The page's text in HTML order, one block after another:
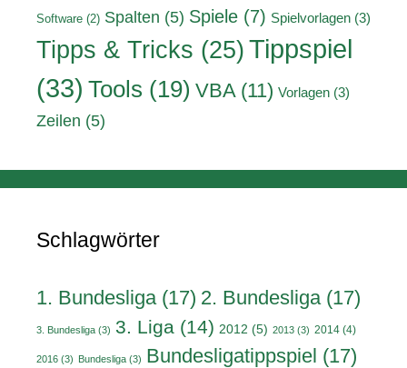
Software (2) Spalten (5) Spiele (7) Spielvorlagen (3)
Tipps & Tricks (25)Tippspiel
(33) Tools (19) VBA(11) Vorlagen (3)
Zeilen (5)
Schlagwörter
1. Bundesliga(17) 2. Bundesliga(17)
3. Bundesliga (3) 3. Liga (14) 2012 (5) 2013 (3) 2014 (4)
2016 (3) Bundesliga (3) Bundesligatippspiel (17)